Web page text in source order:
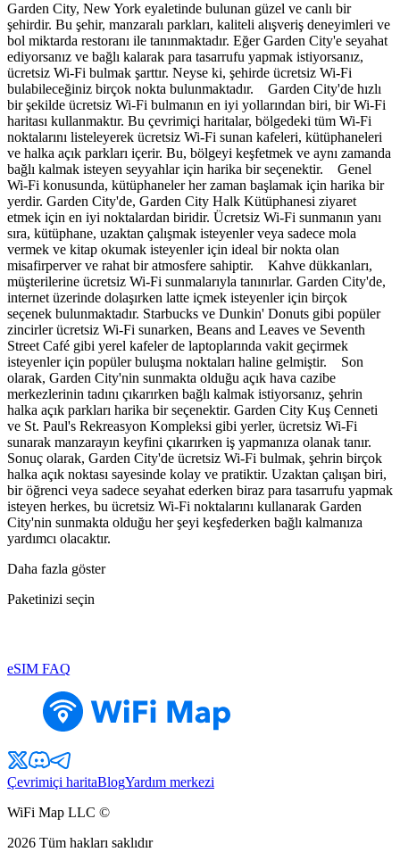
Garden City, New York eyaletinde bulunan güzel ve canlı bir
şehirdir. Bu şehir, manzaralı parkları, kaliteli alışveriş deneyimleri ve
bol miktarda restoranı ile tanınmaktadır. Eğer Garden City'e seyahat
ediyorsanız ve bağlı kalarak para tasarrufu yapmak istiyorsanız,
ücretsiz Wi-Fi bulmak şarttır. Neyse ki, şehirde ücretsiz Wi-Fi
bulabileceğiniz birçok nokta bulunmaktadır. Garden City'de hızlı
bir şekilde ücretsiz Wi-Fi bulmanın en iyi yollarından biri, bir Wi-Fi
haritası kullanmaktır. Bu çevrimiçi haritalar, bölgedeki tüm Wi-Fi
noktalarını listeleyerek ücretsiz Wi-Fi sunan kafeleri, kütüphaneleri
ve halka açık parkları içerir. Bu, bölgeyi keşfetmek ve aynı zamanda
bağlı kalmak isteyen seyyahlar için harika bir seçenektir. Genel
Wi-Fi konusunda, kütüphaneler her zaman başlamak için harika bir
yerdir. Garden City'de, Garden City Halk Kütüphanesi ziyaret
etmek için en iyi noktalardan biridir. Ücretsiz Wi-Fi sunmanın yanı
sıra, kütüphane, uzaktan çalışmak isteyenler veya sadece mola
vermek ve kitap okumak isteyenler için ideal bir nokta olan
misafirperver ve rahat bir atmosfere sahiptir. Kahve dükkanları,
müşterilerine ücretsiz Wi-Fi sunmalarıyla tanınırlar. Garden City'de,
internet üzerinde dolaşırken latte içmek isteyenler için birçok
seçenek bulunmaktadır. Starbucks ve Dunkin' Donuts gibi popüler
zincirler ücretsiz Wi-Fi sunarken, Beans and Leaves ve Seventh
Street Café gibi yerel kafeler de laptoplarında vakit geçirmek
isteyenler için popüler buluşma noktaları haline gelmiştir. Son
olarak, Garden City'nin sunmakta olduğu açık hava cazibe
merkezlerinin tadını çıkarırken bağlı kalmak istiyorsanız, şehrin
halka açık parkları harika bir seçenektir. Garden City Kuş Cenneti
ve St. Paul's Rekreasyon Kompleksi gibi yerler, ücretsiz Wi-Fi
sunarak manzarayın keyfini çıkarırken iş yapmanıza olanak tanır.
Sonuç olarak, Garden City'de ücretsiz Wi-Fi bulmak, şehrin birçok
halka açık noktası sayesinde kolay ve pratiktir. Uzaktan çalışan biri,
bir öğrenci veya sadece seyahat ederken biraz para tasarrufu yapmak
isteyen herkes, bu ücretsiz Wi-Fi noktalarını kullanarak Garden
City'nin sunmakta olduğu her şeyi keşfederken bağlı kalmanıza
yardımcı olacaktır.
Daha fazla göster
Paketinizi seçin
eSIM FAQ
Çevrimiçi haritaBlogYardım merkezi
WiFi Map LLC ©
2026 Tüm hakları saklıdır